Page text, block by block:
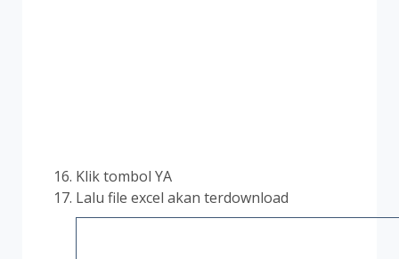
Klik tombol YA
Lalu file excel akan terdownload